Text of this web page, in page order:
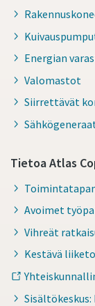
Energian
Valomastot
Siirrettävät
Tietoa Atlas
Avoimet
Vihreät
Kestävä